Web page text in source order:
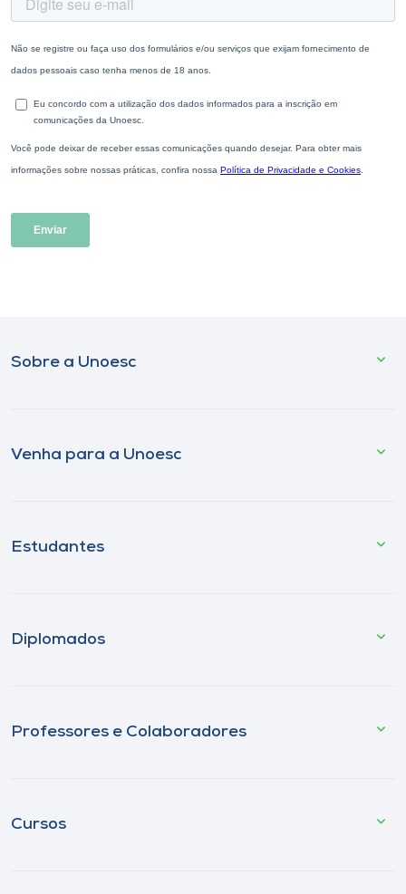
Sobre a Unoesc
Venha para a Unoesc
Estudantes
Diplomados
Professores e Colaboradores
Cursos